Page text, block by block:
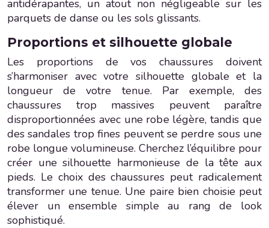
antidérapantes, un atout non négligeable sur les
parquets de danse ou les sols glissants.
Proportions et silhouette globale
Les proportions de vos chaussures doivent
s’harmoniser avec votre silhouette globale et la
longueur de votre tenue. Par exemple, des
chaussures trop massives peuvent paraître
disproportionnées avec une robe légère, tandis que
des sandales trop fines peuvent se perdre sous une
robe longue volumineuse. Cherchez l’équilibre pour
créer une silhouette harmonieuse de la tête aux
pieds. Le choix des chaussures peut radicalement
transformer une tenue. Une paire bien choisie peut
élever un ensemble simple au rang de look
sophistiqué.